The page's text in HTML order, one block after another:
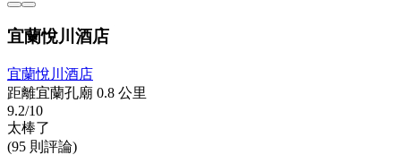
宜蘭悅川酒店
宜蘭悅川酒店
距離宜蘭孔廟 0.8 公里
9.2/10
太棒了
(95 則評論)